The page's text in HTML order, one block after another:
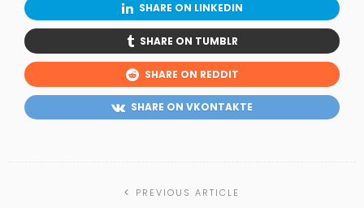
SHARE ON LINKEDIN
SHARE ON TUMBLR
SHARE ON REDDIT
SHARE ON VKONTAKTE
PREVIOUS ARTICLE